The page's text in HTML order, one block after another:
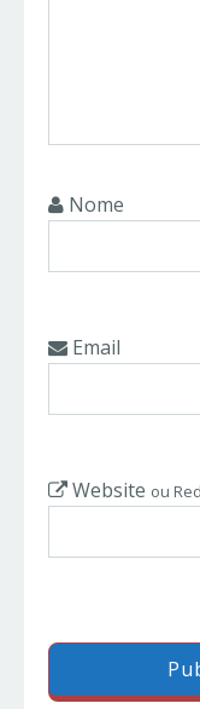
Nome
Email
Website ou